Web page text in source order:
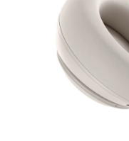
Самовывоз
Trade-In